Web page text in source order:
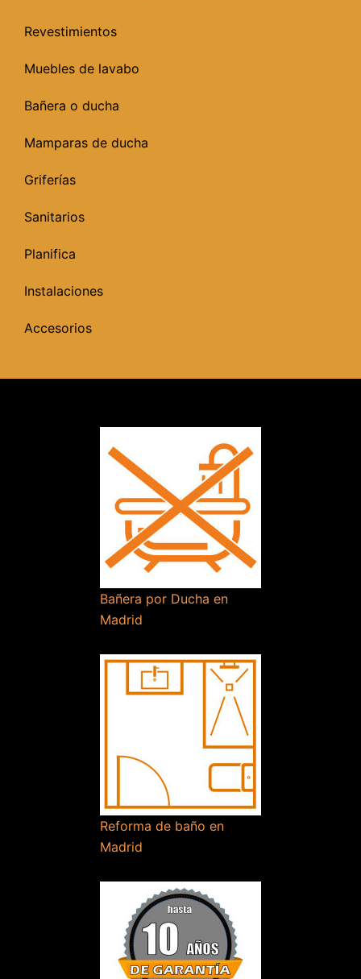
Revestimientos
Muebles de lavabo
Bañera o ducha
Mamparas de ducha
Griferías
Sanitarios
Planifica
Instalaciones
Accesorios
Bañera por Ducha en
Madrid
Reforma de baño en
Madrid